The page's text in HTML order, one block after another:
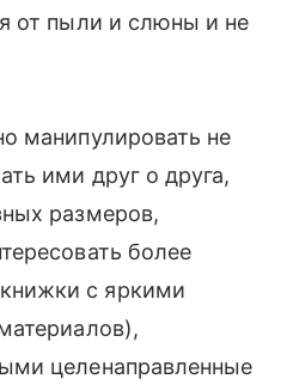
от пыли и слюны и не
манипулировать не
ими друг о друга,
размеров,
более
с яркими
целенаправленные